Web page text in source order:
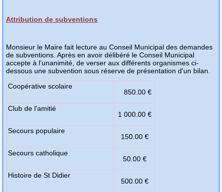
Attribution de subventions
Monsieur le Maire fait lecture au Conseil Municipal des demandes
de subventions. Après en avoir délibéré le Conseil Municipal
accepte à l’unanimité, de verser aux différents organismes ci-
dessous une subvention sous réserve de présentation d'un bilan.
Coopérative scolaire
850.00 €
Club de l'amitié
1 000.00 €
Secours populaire
150.00 €
Secours catholique
50.00 €
Histoire de St Didier
500.00 €